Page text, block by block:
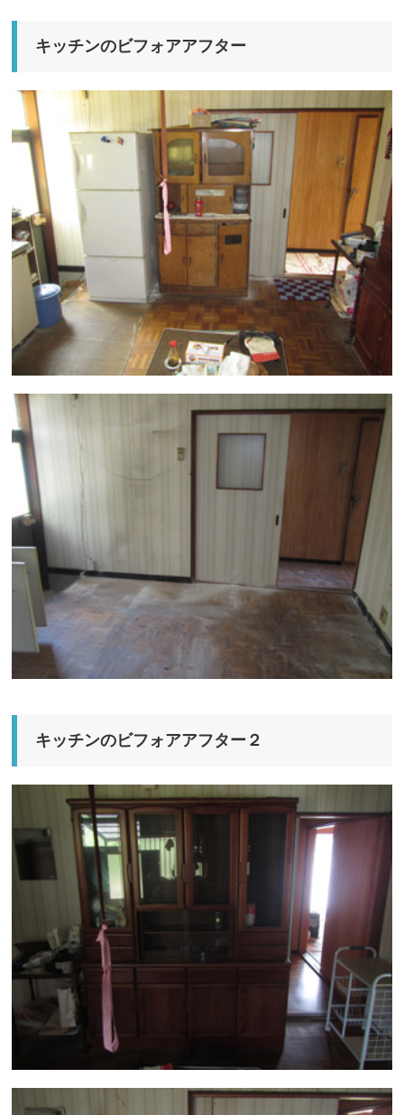
キッチンのビフォアアフター
キッチンのビフォアアフター２